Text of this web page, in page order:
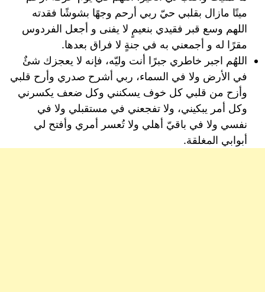
ميتًا مازال بقلبي حيّ ربي أرحم وجهًا بشوشًا فقدته
اللهم وسع قبر فقيدي بنعيمٍ لا يفنى و أجعل الفردوس
مقرًا له و أجمعني به في جنةٍ لا فراق بعدها.
اللهُم اجبر خاطري جبرًا أنت وليّه، فإنه لا يعجزك شئٌ
في الأرض ولا في السماء، ربي أشرح صدري وأرح قلبي
وأزح من قلبي كل خوف يسكنني وكل ضعف يكسرني
وكل أمر يبكيني، ولا تفجعني في مستقبلي ولا في
نفسي ولا في باقيّ أهلي ولا تُعسر أمري وأفتح لي
أبوابي المغلقة.